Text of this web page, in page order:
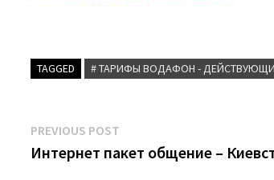
TAGGED # ТАРИФЫ ВОДАФОН -
Post
navigation
PREVIOUS POST
post:
Интернет пакет общение –